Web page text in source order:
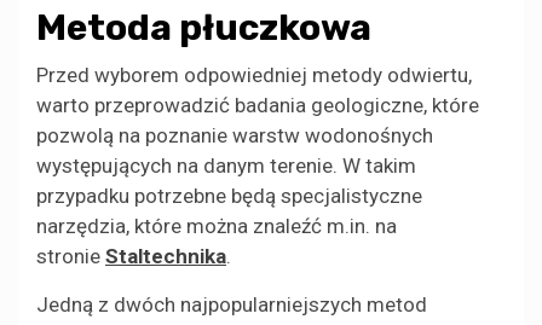
Metoda płuczkowa
Przed wyborem odpowiedniej metody odwiertu,
warto przeprowadzić badania geologiczne, które
pozwolą na poznanie warstw wodonośnych
występujących na danym terenie. W takim
przypadku potrzebne będą specjalistyczne
narzędzia, które można znaleźć m.in. na
stronie Staltechnika.
Jedną z dwóch najpopularniejszych metod